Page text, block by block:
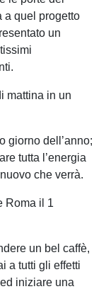
a quel progetto
un
mattina in un
giorno dell’anno;
tutta l’energia
che verrà.
Roma il 1
un bel caffè,
a tutti gli effetti
iniziare una